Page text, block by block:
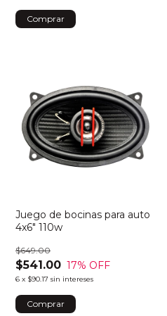
Juego de bocinas para auto
4x6" 110w
$541.00
$649.00
17% OFF
6 x $90.17 sin intereses